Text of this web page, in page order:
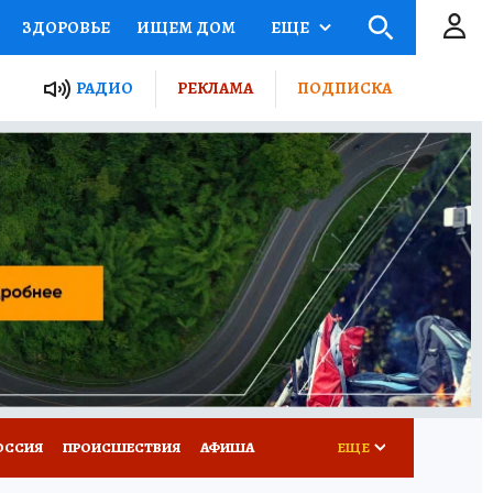
ЗДОРОВЬЕ ИЩЕМ ДОМ
ПРОЕКТЫ РОССИИ
ПУТЕВОДИТЕЛЬ
ТУРИЗМ
ПОТРЕБИТЕЛЯ ВСЕ О КП
ЕЩЕ
РАДИО РЕКЛАМА ПОДПИСКА
ПРОИСШЕСТВИЯ АФИША ЕЩЕ